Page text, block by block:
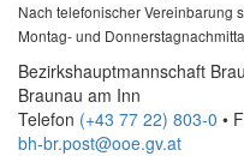
Nach telefonischer Vereinbarung
Montag- und
Bezirkshauptmannschaft
Braunau am Inn
Telefon (+43 77 22) 803-0 •
bh-br.post@ooe.gv.at